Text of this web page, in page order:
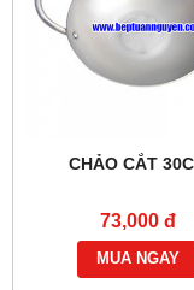
CHẢO CẮT
73,000 đ
MUA NGAY